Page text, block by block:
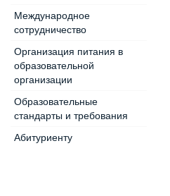
Международное
сотрудничество
Организация питания в
образовательной
организации
Образовательные
стандарты и требования
Абитуриенту